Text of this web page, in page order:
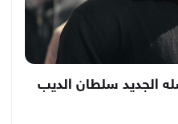
الجديد سلطان الديب